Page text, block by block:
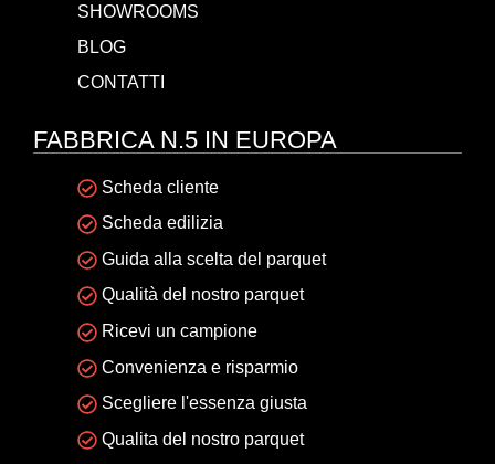
SHOWROOMS
BLOG
CONTATTI
FABBRICA N.5 IN EUROPA
Scheda cliente
Scheda edilizia
Guida alla scelta del parquet
Qualità del nostro parquet
Ricevi un campione
Convenienza e risparmio
Scegliere l'essenza giusta
Qualita del nostro parquet